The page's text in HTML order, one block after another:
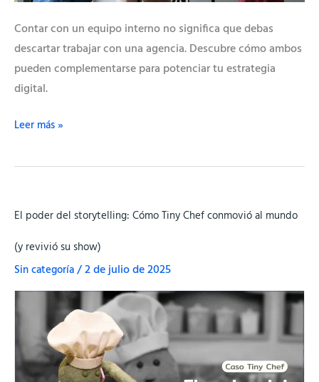
Contar con un equipo interno no significa que debas
descartar trabajar con una agencia. Descubre cómo ambos
pueden complementarse para potenciar tu estrategia
digital.
puede
hacer
por
tu
Leer más »
El poder del storytelling: Cómo Tiny Chef conmovió al mundo
(y revivió su show)
Sin categoría/2 de julio de 2025
poder
del
storytelling:
Tiny
conmovió
al
mundo